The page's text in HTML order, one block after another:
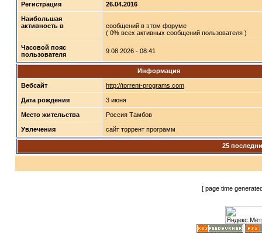
Регистрация 26.04.2016
Наибольшая
активность в
сообщений в этом форуме
( 0% всех активных сообщений пользователя )
Часовой пояс
пользователя
9.08.2026 - 08:41
Информация
Вебсайт http://torrent-programs.com
Дата рождения 3 июня
Место жительства Россия Тамбов
Увлечения сайт торрент программ
25
[ page time